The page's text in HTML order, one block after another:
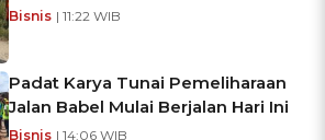
Bisnis | 11:22 WIB
Padat Karya Tunai Pemeliharaan
Jalan Babel Mulai Berjalan Hari Ini
Bisnis | 14:06 WIB